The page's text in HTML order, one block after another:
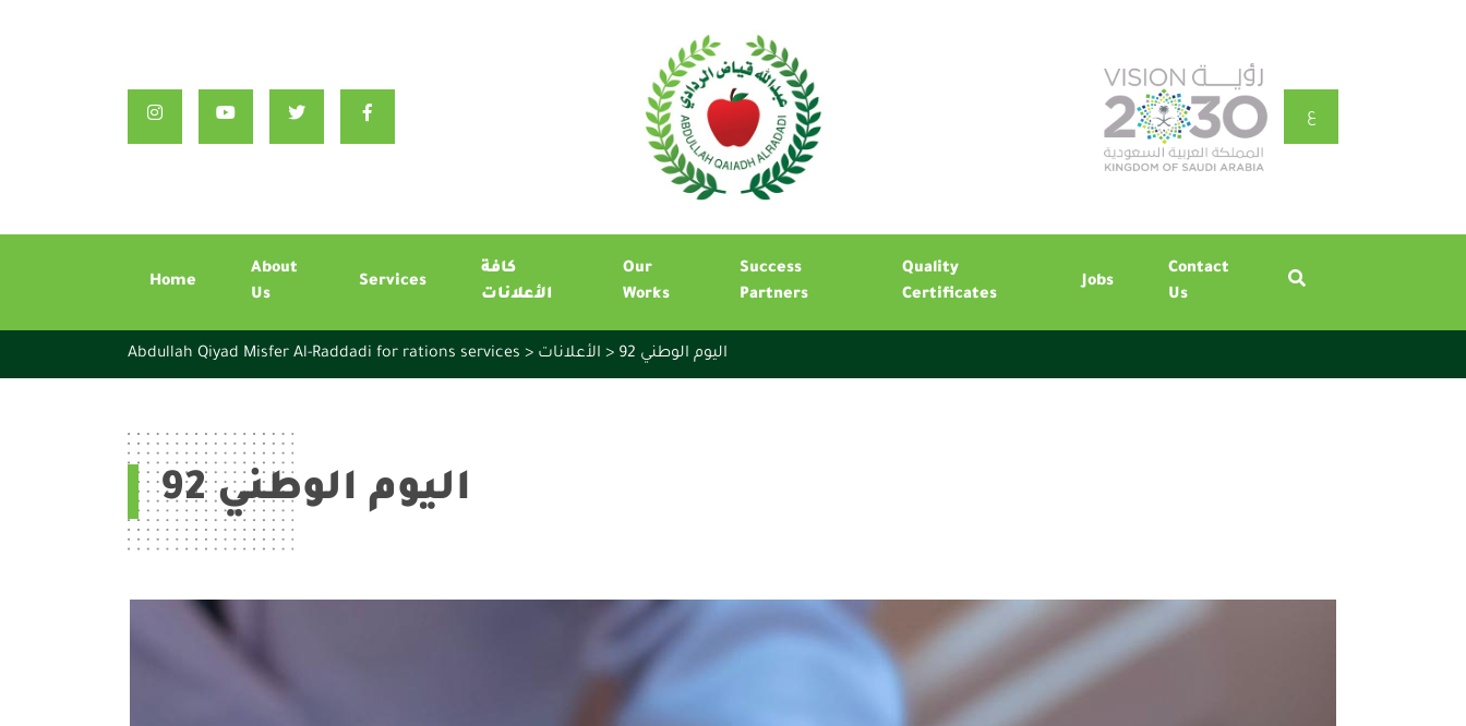
ع
Home
About
Us
Services
كافة
الأعلانات
Our
Works
Success
Partners
Quality
Certificates
Jobs
Contact
Us
Abdullah Qiyad Misfer Al-Raddadi for rations services > الأعلانات > اليوم الوطني 92
اليوم الوطني 92